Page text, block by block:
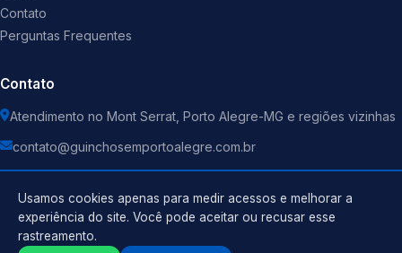
Contato
Perguntas Frequentes
Contato
Atendimento no Mont Serrat, Porto Alegre-MG e regiões vizinhas
contato@guinchosemportoalegre.com.br
Usamos cookies apenas para medir acessos e melhorar a
experiência do site. Você pode aceitar ou recusar esse
rastreamento.